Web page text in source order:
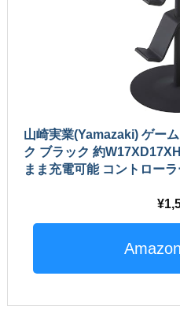
山崎実業(Yamazaki) ゲー
ク ブラック 約
まま充電可能 コントロー